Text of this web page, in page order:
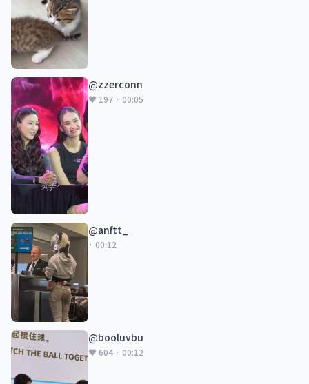
@zzerconn
♥ 197 · 00:05
@anftt_
· 00:12
@booluvbu
♥ 604 · 00:12